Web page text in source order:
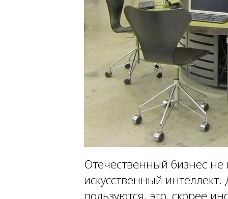
Отечественный бизнес
искусственный
пользуются, это, скорее